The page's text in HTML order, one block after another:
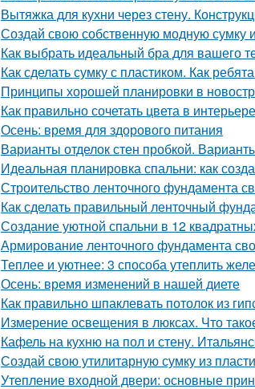
Вытяжка для кухни через стену.
Создай свою собственную модную сумку
Как выбрать идеальный бра для вашего
Как сделать сумку с пластиком. Как
Принципы хорошей планировки в
Как правильно сочетать цвета в
Осень: время для здорового питания
Варианты отделок стен пробкой.
Идеальная планировка спальни: как
Строительство ленточного фундамента
Как сделать правильный ленточный
Создание уютной спальни в 12
Армирование ленточного фундамента
Теплее и уютнее: 3 способа утеплить
Осень: время изменений в нашей диете
Как правильно шпаклевать потолок из
Измерение освещения в люксах. Что
Кафель на кухню на пол и стену.
Создай свою утилитарную сумку из
Утепление входной двери: основные